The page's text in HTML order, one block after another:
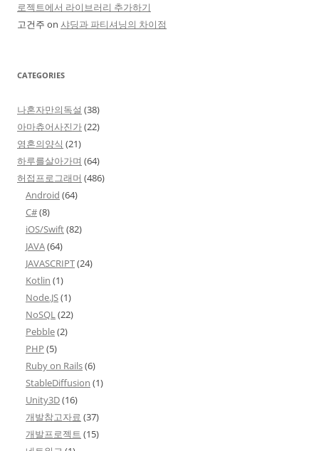
로젝트에서 라이브러리 추가하기
고건주 on 샤딩과 파티셔닝의 차이점
CATEGORIES
나혼자만의독설 (38)
아마츄어사진가(22)
영혼의양식 (21)
하루를살아가며 (64)
허접프로그래머 (486)
Android (64)
C#(8)
iOS/Swift(82)
JAVA(64)
JAVASCRIPT(24)
Kotlin (1)
Node.JS(1)
NoSQL(22)
Pebble(2)
PHP (5)
Ruby on Rails(6)
StableDiffusion (1)
Unity3D(16)
개발참고자료 (37)
개발프로젝트 (15)